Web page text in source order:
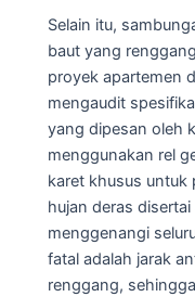
Selain itu,
baut yang
proyek apartemen
mengaudit
yang dipesan oleh
menggunakan rel
karet khusus untuk
hujan deras
menggenangi
fatal adalah jarak
renggang,